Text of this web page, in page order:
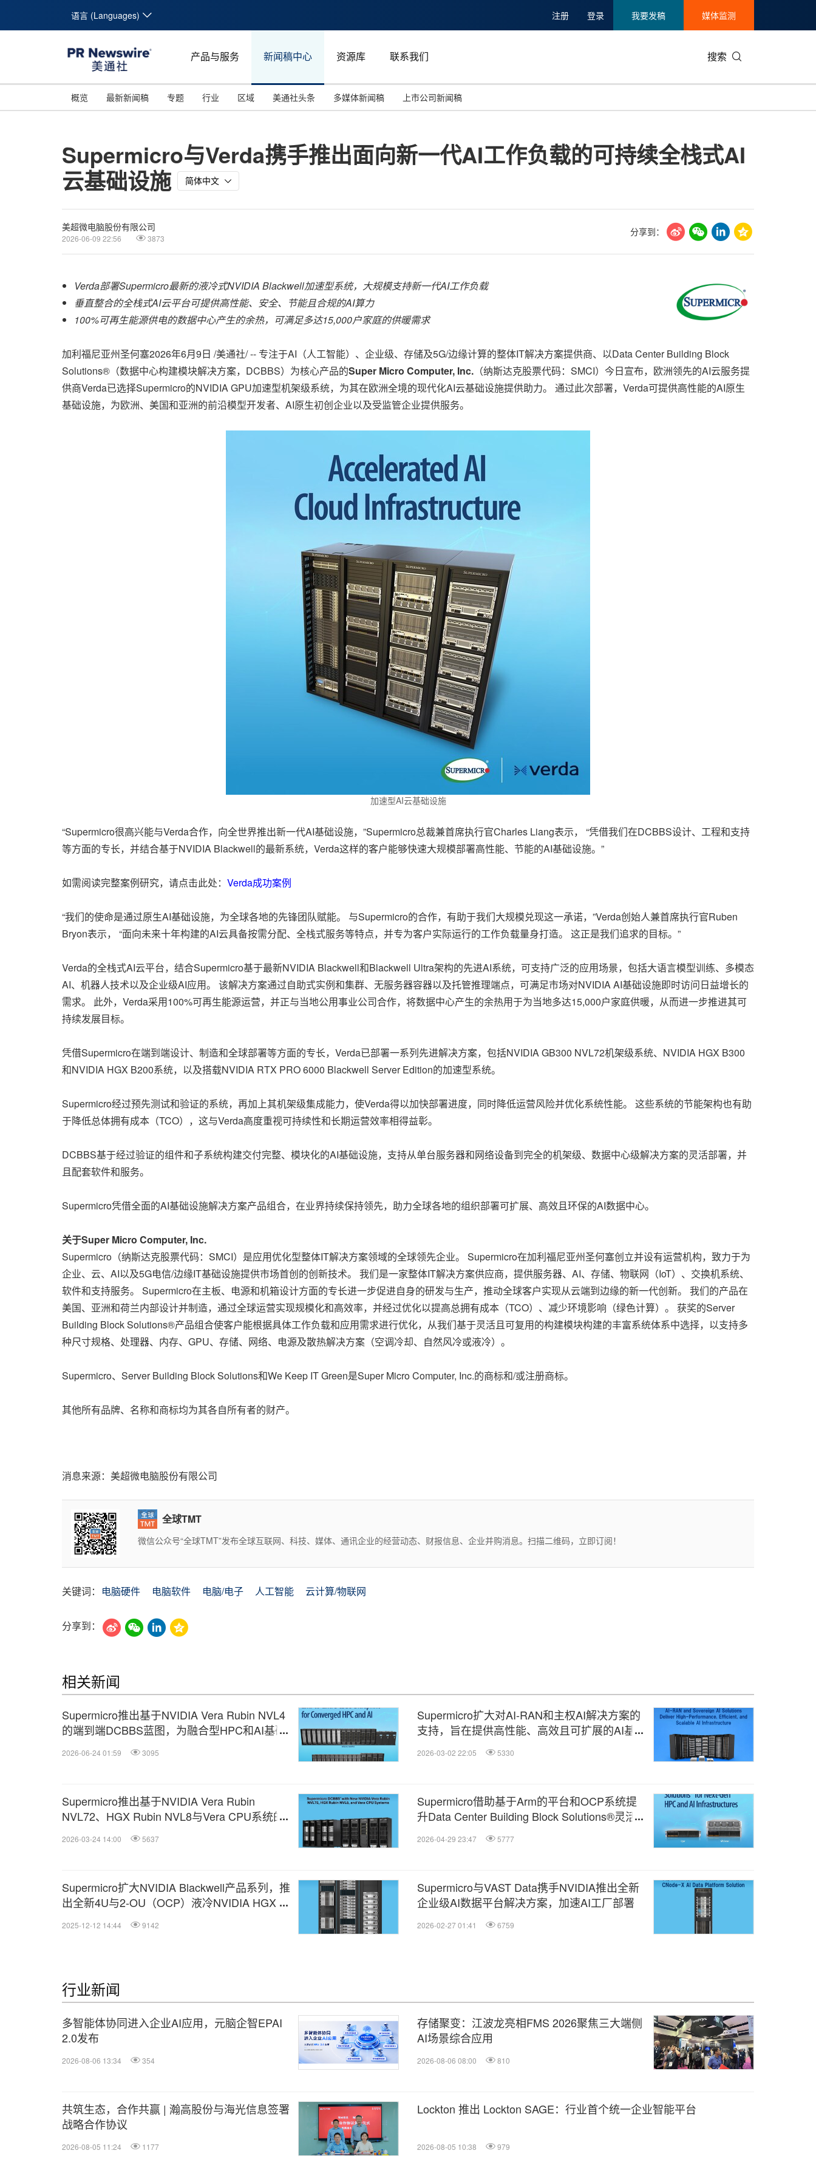
语言 (Languages) 注册 登录 我要发稿 媒体监测
产品与服务 新闻稿中心 资源库 联系我们 搜索
概览 最新新闻稿 专题
投资并购
碳中和
行业
能源化工与环保
娱乐时尚与艺术
区域
马来西亚
新加坡
美通社头条 多媒体新闻稿 上市公司新闻稿
Supermicro与Verda携手推出面向新一代AI工作负载的可持续全栈式AI
云基础设施
简体中文
美超微电脑股份有限公司
2026-06-09 22:56 3873
分享到：
Verda部署Supermicro最新的液冷式NVIDIA Blackwell加速型系统，大规模支持新一代AI工作负载
垂直整合的全栈式AI云平台可提供高性能、安全、节能且合规的AI算力
100%可再生能源供电的数据中心产生的余热，可满足多达15,000户家庭的供暖需求
加利福尼亚州圣何塞2026年6月9日 /美通社/ -- 专注于AI（人工智能）、企业级、存储及5G/边缘计算的整体IT解决方案提供商、以Data Center Building Block
Solutions®（数据中心构建模块解决方案，DCBBS）为核心产品的Super Micro Computer, Inc. （纳斯达克股票代码：SMCI）今日宣布，欧洲领先的AI云服务提
供商Verda已选择Supermicro的NVIDIA GPU加速型机架级系统，为其在欧洲全境的现代化AI云基础设施提供助力。 通过此次部署，Verda可提供高性能的AI原生
基础设施，为欧洲、美国和亚洲的前沿模型开发者、AI原生初创企业以及受监管企业提供服务。
加速型AI云基础设施
“Supermicro很高兴能与Verda合作，向全世界推出新一代AI基础设施，”Supermicro总裁兼首席执行官Charles Liang表示， “凭借我们在DCBBS设计、工程和支持
等方面的专长，并结合基于NVIDIA Blackwell的最新系统，Verda这样的客户能够快速大规模部署高性能、节能的AI基础设施。”
如需阅读完整案例研究，请点击此处： Verda成功案例
“我们的使命是通过原生AI基础设施，为全球各地的先锋团队赋能。 与Supermicro的合作，有助于我们大规模兑现这一承诺，”Verda创始人兼首席执行官Ruben
Bryon表示， “面向未来十年构建的AI云具备按需分配、全栈式服务等特点，并专为客户实际运行的工作负载量身打造。 这正是我们追求的目标。”
Verda的全栈式AI云平台，结合Supermicro基于最新NVIDIA Blackwell和Blackwell Ultra架构的先进AI系统，可支持广泛的应用场景，包括大语言模型训练、多模态
AI、机器人技术以及企业级AI应用。 该解决方案通过自助式实例和集群、无服务器容器以及托管推理端点，可满足市场对NVIDIA AI基础设施即时访问日益增长的
需求。 此外，Verda采用100%可再生能源运营，并正与当地公用事业公司合作，将数据中心产生的余热用于为当地多达15,000户家庭供暖，从而进一步推进其可
持续发展目标。
凭借Supermicro在端到端设计、制造和全球部署等方面的专长，Verda已部署一系列先进解决方案，包括NVIDIA GB300 NVL72机架级系统、NVIDIA HGX B300
和NVIDIA HGX B200系统，以及搭载NVIDIA RTX PRO 6000 Blackwell Server Edition的加速型系统。
Supermicro经过预先测试和验证的系统，再加上其机架级集成能力，使Verda得以加快部署进度，同时降低运营风险并优化系统性能。 这些系统的节能架构也有助
于降低总体拥有成本（TCO），这与Verda高度重视可持续性和长期运营效率相得益彰。
DCBBS基于经过验证的组件和子系统构建交付完整、模块化的AI基础设施，支持从单台服务器和网络设备到完全的机架级、数据中心级解决方案的灵活部署，并
且配套软件和服务。
Supermicro凭借全面的AI基础设施解决方案产品组合，在业界持续保持领先，助力全球各地的组织部署可扩展、高效且环保的AI数据中心。
关于Super Micro Computer, Inc.
Supermicro（纳斯达克股票代码：SMCI）是应用优化型整体IT解决方案领域的全球领先企业。 Supermicro在加利福尼亚州圣何塞创立并设有运营机构，致力于为
企业、云、AI以及5G电信/边缘IT基础设施提供市场首创的创新技术。 我们是一家整体IT解决方案供应商，提供服务器、AI、存储、物联网（IoT）、交换机系统、
软件和支持服务。 Supermicro在主板、电源和机箱设计方面的专长进一步促进自身的研发与生产，推动全球客户实现从云端到边缘的新一代创新。 我们的产品在
美国、亚洲和荷兰内部设计并制造，通过全球运营实现规模化和高效率，并经过优化以提高总拥有成本（TCO）、减少环境影响（绿色计算）。 获奖的Server
Building Block Solutions®产品组合使客户能根据具体工作负载和应用需求进行优化，从我们基于灵活且可复用的构建模块构建的丰富系统体系中选择，以支持多
种尺寸规格、处理器、内存、GPU、存储、网络、电源及散热解决方案（空调冷却、自然风冷或液冷）。
Supermicro、Server Building Block Solutions和We Keep IT Green是Super Micro Computer, Inc.的商标和/或注册商标。
其他所有品牌、名称和商标均为其各自所有者的财产。
消息来源：美超微电脑股份有限公司
全球TMT
微信公众号“全球TMT”发布全球互联网、科技、媒体、通讯企业的经营动态、财报信息、企业并购消息。扫描二维码，立即订阅！
关键词： 电脑硬件 电脑软件 电脑/电子 人工智能 云计算/物联网
分享到：
相关新闻
Supermicro推出基于NVIDIA Vera Rubin NVL4
的端到端DCBBS蓝图，为融合型HPC和AI基础
2026-06-24 01:59 3095
Supermicro扩大对AI-RAN和主权AI解决方案的
支持，旨在提供高性能、高效且可扩展的AI基础
2026-03-02 22:05 5330
Supermicro推出基于NVIDIA Vera Rubin
NVL72、HGX Rubin NVL8与Vera CPU系统的
上线
2026-03-24 14:00 5637
Supermicro借助基于Arm的平台和OCP系统提
升Data Center Building Block Solutions®灵活
2026-04-29 23:47 5777
Supermicro扩大NVIDIA Blackwell产品系列，推
出全新4U与2-OU（OCP）液冷NVIDIA HGX
2025-12-12 14:44 9142
Supermicro与VAST Data携手NVIDIA推出全新
企业级AI数据平台解决方案，加速AI工厂部署
2026-02-27 01:41 6759
行业新闻
多智能体协同进入企业AI应用，元脑企智EPAI
2.0发布
2026-08-06 13:34 354
存储聚变：江波龙亮相FMS 2026聚焦三大端侧
AI场景综合应用
2026-08-06 08:00 810
共筑生态，合作共赢 | 瀚高股份与海光信息签署
战略合作协议
2026-08-05 11:24 1177
Lockton 推出 Lockton SAGE：行业首个统一企业智能平台
2026-08-05 10:38 979